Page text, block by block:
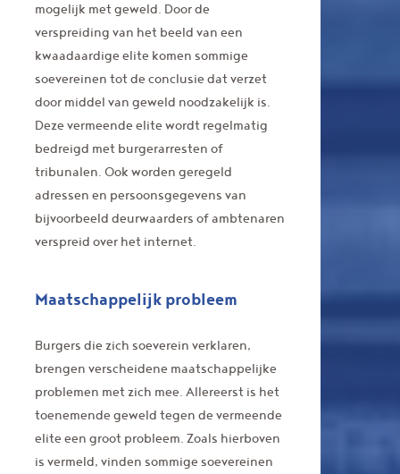
mogelijk met geweld. Door de
verspreiding van het beeld van een
kwaadaardige elite komen sommige
soevereinen tot de conclusie dat verzet
door middel van geweld noodzakelijk is.
Deze vermeende elite wordt regelmatig
bedreigd met burgerarresten of
tribunalen. Ook worden geregeld
adressen en persoonsgegevens van
bijvoorbeeld deurwaarders of ambtenaren
verspreid over het internet.
Maatschappelijk probleem
Burgers die zich soeverein verklaren,
brengen verscheidene maatschappelijke
problemen met zich mee. Allereerst is het
toenemende geweld tegen de vermeende
elite een groot probleem. Zoals hierboven
is vermeld, vinden sommige soevereinen